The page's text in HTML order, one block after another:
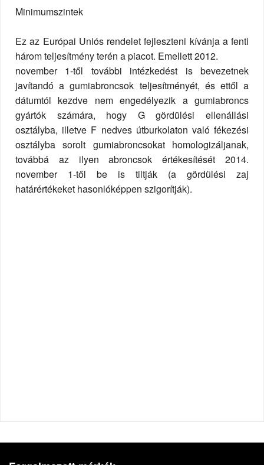
Minimumszintek
Ez az Európai Uniós rendelet fejleszteni kívánja a fenti
három teljesítmény terén a piacot. Emellett 2012.
november 1-től további intézkedést is bevezetnek
javítandó a gumiabroncsok teljesítményét, és ettől a
dátumtól kezdve nem engedélyezik a gumiabroncs
gyártók számára, hogy G gördülési ellenállási
osztályba, illetve F nedves útburkolaton való fékezési
osztályba sorolt gumiabroncsokat homologizáljanak,
továbbá az ilyen abroncsok értékesítését 2014.
november 1-től be is tiltják (a gördülési zaj
határértékeket hasonlóképpen szigorítják).